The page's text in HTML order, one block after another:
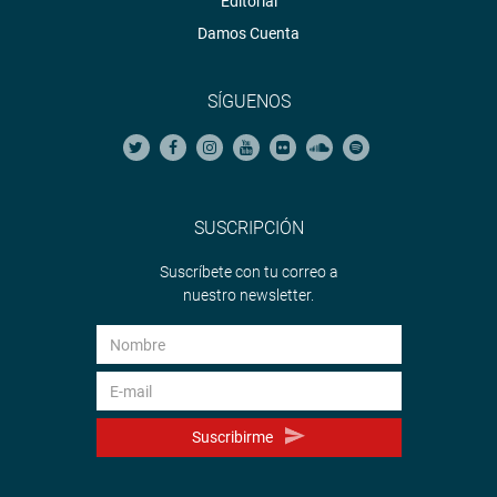
Damos Cuenta
SÍGUENOS
SUSCRIPCIÓN
Suscríbete con tu correo a
nuestro newsletter.
Suscribirme